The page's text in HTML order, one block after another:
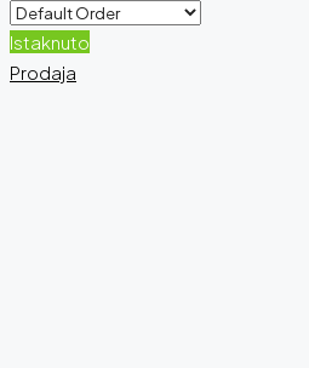
Istaknuto
Prodaja